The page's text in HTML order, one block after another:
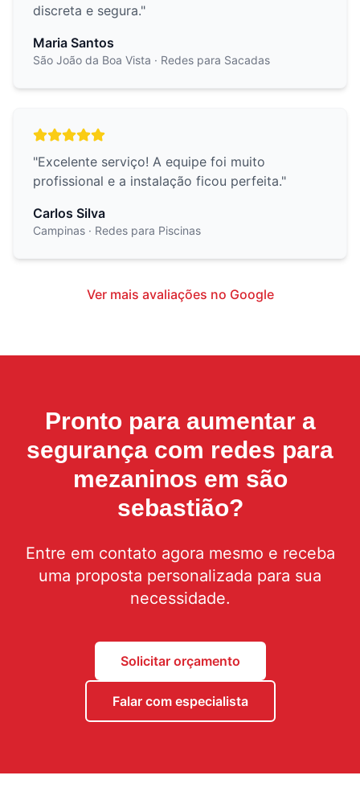
discreta e segura."
Maria Santos
São João da Boa Vista · Redes para Sacadas
"Excelente serviço! A equipe foi muito
profissional e a instalação ficou perfeita."
Carlos Silva
Campinas · Redes para Piscinas
Ver mais avaliações no Google
Pronto para aumentar a
segurança com redes para
mezaninos em são
sebastião?
Entre em contato agora mesmo e receba
uma proposta personalizada para sua
necessidade.
Solicitar orçamento
Falar com especialista